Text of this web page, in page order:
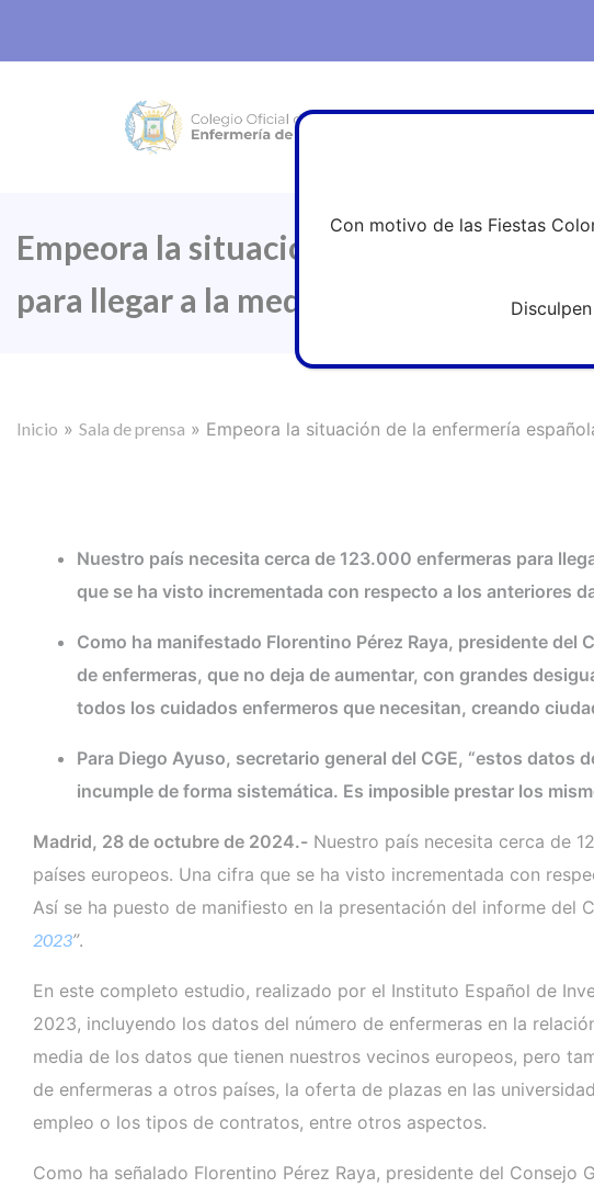
Empeora la situación de la enfermería
para llegar a la media europea
Inicio » Sala de prensa » Empeora la situación de la enfermería
Nuestro país necesita cerca de 123.000 enfermeras para
que se ha visto incrementada con respecto a los anteriores
Como ha manifestado Florentino Pérez Raya, presidente del
de enfermeras, que no deja de aumentar, con grandes
todos los cuidados enfermeros que necesitan, creando
Para Diego Ayuso, secretario general del CGE, “estos
incumple de forma sistemática. Es imposible prestar los
Madrid, 28 de octubre de 2024.- Nuestro país necesita cerca de
países europeos. Una cifra que se ha visto incrementada con
Así se ha puesto de manifiesto en la presentación del informe del
2023”.
En este completo estudio, realizado por el Instituto Español de
2023, incluyendo los datos del número de enfermeras en la
media de los datos que tienen nuestros vecinos europeos, pero
de enfermeras a otros países, la oferta de plazas en las
empleo o los tipos de contratos, entre otros aspectos.
Como ha señalado Florentino Pérez Raya, presidente del Consejo
Con motivo de las Fiestas